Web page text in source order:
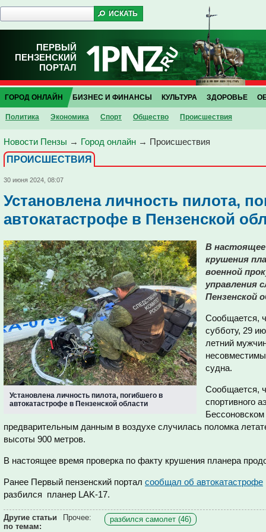
ПЕРВЫЙ
ПЕНЗЕНСКИЙ
ПОРТАЛ
ГОРОД ОНЛАЙН
Политика Экономика Спорт Общество Проиcшествия
БИЗНЕС И ФИНАНСЫ КУЛЬТУРА ЗДОРОВЬЕ
Новости Пензы → Город онлайн → Проиcшествия
ПРОИCШЕСТВИЯ
30 июня 2024, 08:07
Установлена личность пилота,
автокатастрофе в Пензенской
Установлена личность пилота, погибшего в
автокатастрофе в Пензенской области
В
крушения
военной
управления
Пензенской
Сообщается,
субботу, 29
летний
судна.
Сообщается,
спортивного
предварительным данным в воздухе случилась поломка
высоты 900 метров.
В настоящее время проверка по факту крушения планера
Ранее Первый пензенский портал сообщал об автокатастрофе
разбился планер LAK-17.
Другие статьи
по темам:
Прочее: разбился самолет (46)